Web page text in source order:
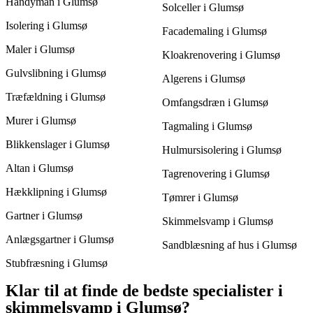
Isolering i Glumsø
Maler i Glumsø
Gulvslibning i Glumsø
Træfældning i Glumsø
Murer i Glumsø
Blikkenslager i Glumsø
Altan i Glumsø
Hækklipning i Glumsø
Gartner i Glumsø
Anlægsgartner i Glumsø
Stubfræsning i Glumsø
Solceller i Glumsø
Facademaling i Glumsø
Kloakrenovering i Glumsø
Algerens i Glumsø
Omfangsdræn i Glumsø
Tagmaling i Glumsø
Hulmursisolering i Glumsø
Tagrenovering i Glumsø
Tømrer i Glumsø
Skimmelsvamp i Glumsø
Sandblæsning af hus i Glumsø
Klar til at finde de bedste specialister i
skimmelsvamp i Glumsø?